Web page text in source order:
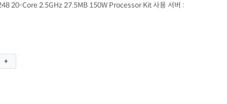
20-Core 2.5GHz 27.5MB 150W Processor Kit 사용 서버 :